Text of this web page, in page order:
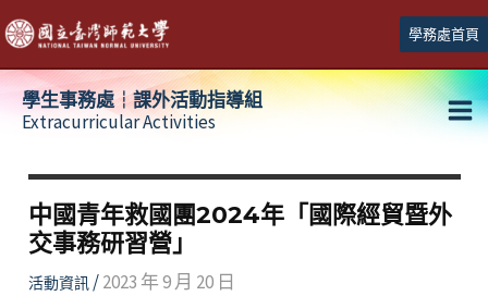
跳
至
主
學務處首頁
學生事務處┆課外活動指導組
Extracurricular Activities
中國青年救國團2024年「國際經貿暨外
交事務研習營」
活動資訊/2023 年 9 月 20 日